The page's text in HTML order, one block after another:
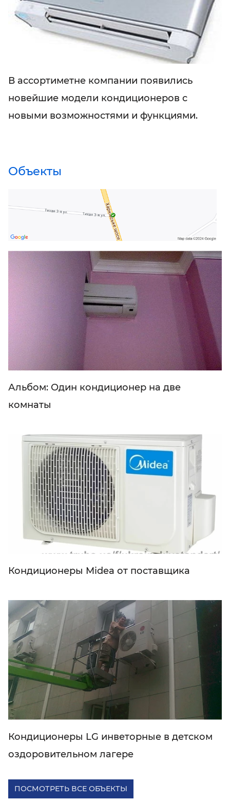
В ассортиметне компании появились
новейшие модели кондиционеров с
новыми возможностями и функциями.
Объекты
Альбом: Один кондиционер на две
комнаты
Кондиционеры Midea от поставщика
Кондиционеры LG инветорные в детском
оздоровительном лагере
ПОСМОТРЕТЬ ВСЕ ОБЪЕКТЫ